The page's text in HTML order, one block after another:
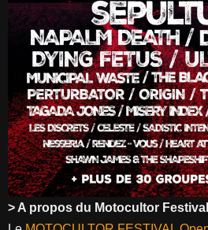
> A propos du Motocultor